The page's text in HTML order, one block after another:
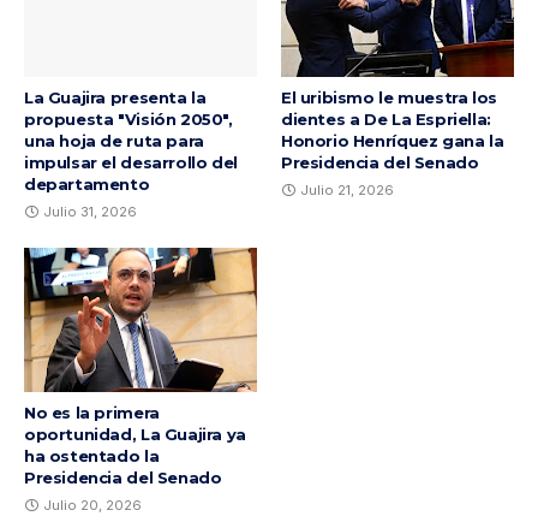
La Guajira presenta la
propuesta "Visión 2050",
una hoja de ruta para
impulsar el desarrollo del
departamento
Julio 31, 2026
El uribismo le muestra los
dientes a De La Espriella:
Honorio Henríquez gana la
Presidencia del Senado
Julio 21, 2026
No es la primera
oportunidad, La Guajira ya
ha ostentado la
Presidencia del Senado
Julio 20, 2026